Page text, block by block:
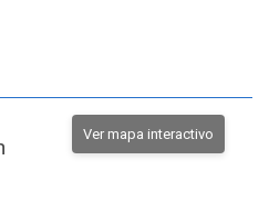
Ver mapa interactivo